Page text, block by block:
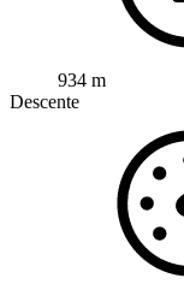
934 m
Descente